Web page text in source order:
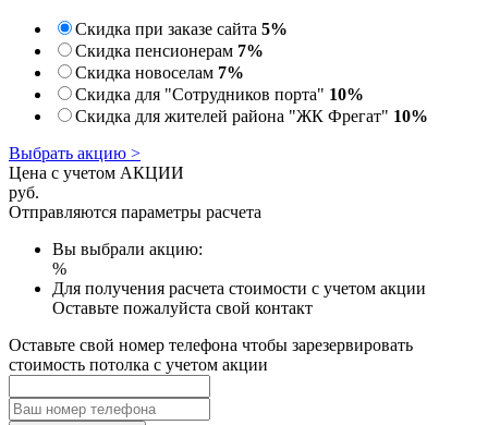
Скидка при заказе сайта 5%
Скидка пенсионерам 7%
Скидка новоселам 7%
Скидка для "Сотрудников порта" 10%
Скидка для жителей района "ЖК Фрегат" 10%
Выбрать акцию >
Цена с учетом АКЦИИ
руб.
Отправляются параметры расчета
Вы выбрали акцию:
%
Для получения расчета стоимости с учетом акции
Оставьте пожалуйста свой контакт
Оставьте свой номер телефона чтобы зарезервировать
стоимость потолка с учетом акции